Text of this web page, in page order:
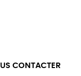
CONTACTER